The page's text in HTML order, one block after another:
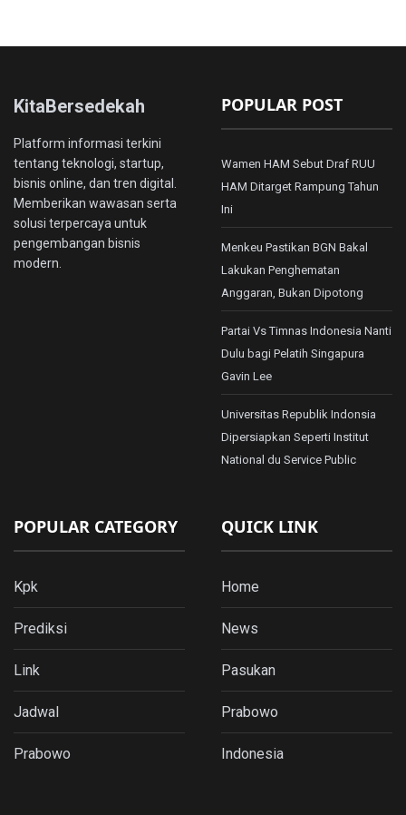
KitaBersedekah
Platform informasi terkini
tentang teknologi, startup,
bisnis online, dan tren digital.
Memberikan wawasan serta
solusi terpercaya untuk
pengembangan bisnis
modern.
POPULAR POST
Wamen HAM Sebut Draf RUU
HAM Ditarget Rampung Tahun
Ini
Menkeu Pastikan BGN Bakal
Lakukan Penghematan
Anggaran, Bukan Dipotong
Partai Vs Timnas Indonesia Nanti
Dulu bagi Pelatih Singapura
Gavin Lee
Universitas Republik Indonsia
Dipersiapkan Seperti Institut
National du Service Public
POPULAR CATEGORY
Kpk
Prediksi
Link
Jadwal
Prabowo
QUICK LINK
Home
News
Pasukan
Prabowo
Indonesia